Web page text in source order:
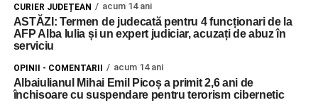
CURIER JUDEȚEAN acum 14 ani
ASTĂZI: Termen de judecată pentru 4 funcționari de la
AFP Alba Iulia și un expert judiciar, acuzați de abuz în
serviciu
OPINII - COMENTARII acum 14 ani
Albaiulianul Mihai Emil Picoș a primit 2,6 ani de
închisoare cu suspendare pentru terorism cibernetic